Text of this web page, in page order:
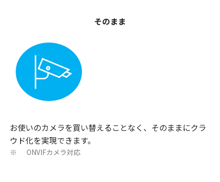
そのまま
お使いのカメラを買い替えることなく、そのままにクラ
ウド化を実現できます。
※ ONVIFカメラ対応